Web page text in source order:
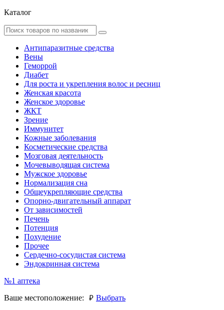
Каталог
Антипаразитные средства
Вены
Геморрой
Диабет
Для роста и укрепления волос и ресниц
Женская красота
Женское здоровье
ЖКТ
Зрение
Иммунитет
Кожные заболевания
Косметические средства
Мозговая деятельность
Мочевыводящая система
Мужское здоровье
Нормализация сна
Общеукрепляющие средства
Опорно-двигательный аппарат
От зависимостей
Печень
Потенция
Похудение
Прочее
Сердечно-сосудистая система
Эндокринная система
№1 аптека
Ваше местоположение:
руб. Выбрать